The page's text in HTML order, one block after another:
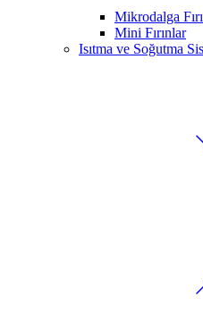
Mikrodalga
Mini Fırınlar
Isıtma ve Soğutma